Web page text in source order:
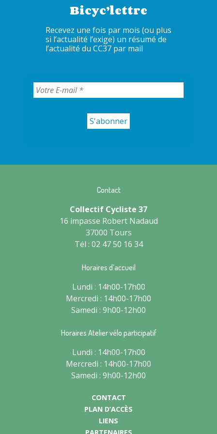
Bicyc’lettre
Recevez une fois par mois (ou plus
si l’actualité l’exige) un résumé de
l’actualité du CC37 par mail
Contact
Collectif Cycliste 37
16 impasse Robert Nadaud
37000 Tours
Tél : 02 47 50 16 34
Horaires d’accueil
Lundi : 14h00-17h00
Mercredi : 14h00-17h00
Samedi : 9h00-12h00
Horaires Atelier vélo participatif
Lundi : 14h00-17h00
Mercredi : 14h00-17h00
Samedi : 9h00-12h00
CONTACT
PLAN D’ACCÈS
LIENS